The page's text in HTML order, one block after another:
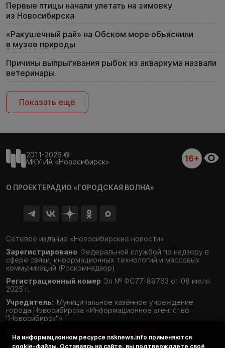
Первые птицы начали улетать на зимовку
из Новосибирска
«Ракушечный рай» на Обском море объяснили
в музее природы
Причины выпрыгивания рыбок из аквариума назвали
ветеринары
Показать ещё
2011-2026 ©
МКУ ИА «Новосибирск»
16+
О ПРОЕКТЕРАДИО «ГОРОДСКАЯ ВОЛНА»
Сетевое издание «Новосибирские новости»
Зарегистрировано Федеральной службой по надзору в
сфере связи, информационных технологий и массовых
коммуникаций (Роскомнадзор)
Регистрационный номер Эл № ФС77-89763 от 08 июля
2025 г.
Учредитель: Муниципальное казённое учреждение
города Новосибирска «Информационное агентство
"Новосибирск"»
На информационном ресурсе nsknews.info применяются
cookie-файлы. Оставаясь на сайте, вы подтверждаете своё